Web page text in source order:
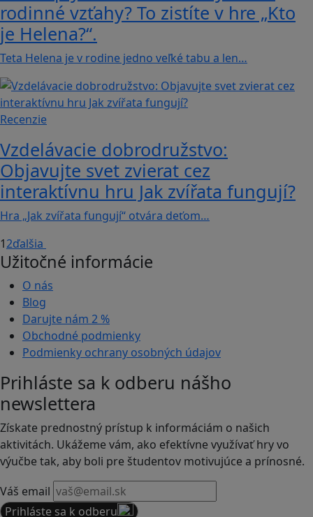
rodinné vzťahy? To zistíte v hre „Kto
je Helena?“.
Teta Helena je v rodine jedno veľké tabu a len…
Recenzie
Vzdelávacie dobrodružstvo:
Objavujte svet zvierat cez
interaktívnu hru Jak zvířata fungují?
Hra „Jak zvířata fungují“ otvára deťom…
12ďalšia
Užitočné informácie
O nás
Blog
Darujte nám 2 %
Obchodné podmienky
Podmienky ochrany osobných údajov
Prihláste sa k odberu nášho
newslettera
Získate prednostný prístup k informáciám o našich
aktivitách. Ukážeme vám, ako efektívne využívať hry vo
výučbe tak, aby boli pre študentov motivujúce a prínosné.
Váš email
Prihláste sa k odberu